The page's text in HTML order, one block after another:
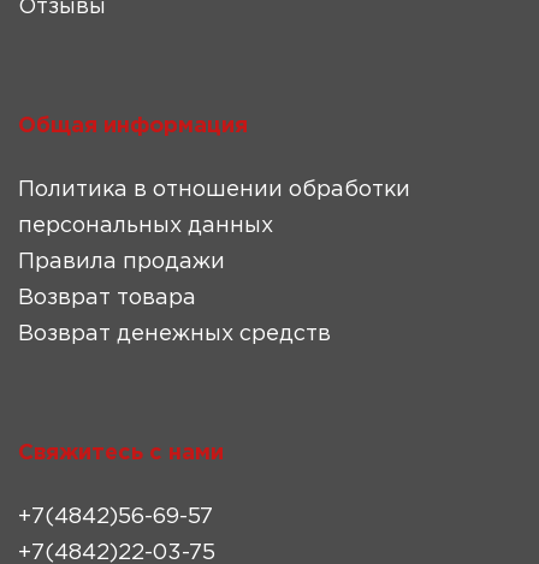
Отзывы
Общая информация
Политика в отношении обработки
персональных данных
Правила продажи
Возврат товара
Возврат денежных средств
Свяжитесь с нами
+7(4842)56-69-57
+7(4842)22-03-75